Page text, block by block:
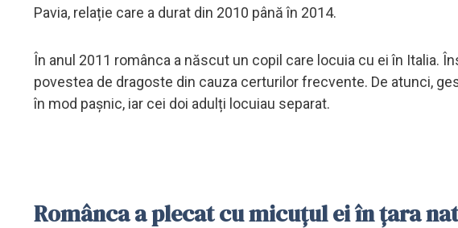
Pavia, relație care a durat din 2010 până în 2014.
În anul 2011 românca a născut un copil care locuia cu ei în Italia.
povestea de dragoste din cauza certurilor frecvente. De atunci,
în mod pașnic, iar cei doi adulți locuiau separat.
Românca a plecat cu micuțul ei în țara